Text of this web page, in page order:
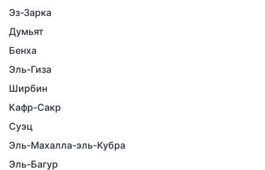
Эз-Зарка
Думьят
Бенха
Эль-Гиза
Ширбин
Кафр-Сакр
Суэц
Эль-Махалла-эль-Кубра
Эль-Багур